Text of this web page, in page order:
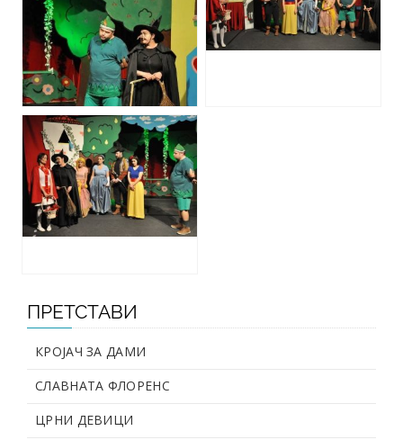
ПРЕТСТАВИ
КРОЈАЧ ЗА ДАМИ
СЛАВНАТА ФЛОРЕНС
ЦРНИ ДЕВИЦИ